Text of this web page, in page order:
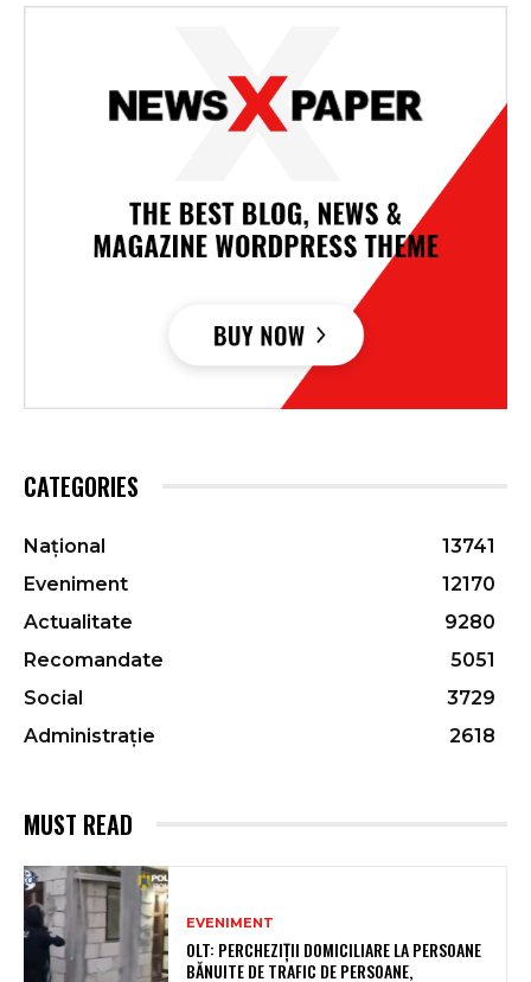
CATEGORIES
Național
13741
Eveniment
12170
Actualitate
9280
Recomandate
5051
Social
3729
Administrație
2618
MUST READ
EVENIMENT
OLT: PERCHEZIŢII DOMICILIARE LA PERSOANE
BĂNUITE DE TRAFIC DE PERSOANE,